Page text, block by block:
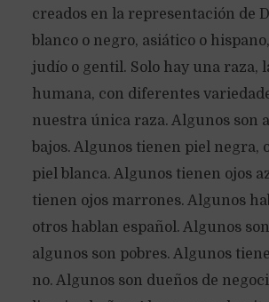
creados en la representación de
blanco o negro, asiático o
judío o gentil. Solo hay una raza,
humana, con diferentes
nuestra única raza. Algunos son
bajos. Algunos tienen piel negra,
piel blanca. Algunos tienen ojos
tienen ojos marrones. Algunos
otros hablan español. Algunos
algunos son pobres. Algunos
no. Algunos son dueños de